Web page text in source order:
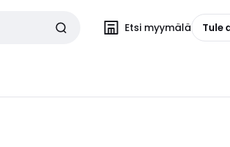
Etsi myymälä Tule